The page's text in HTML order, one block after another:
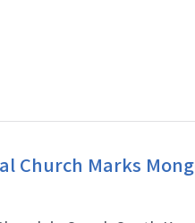
Church Marks